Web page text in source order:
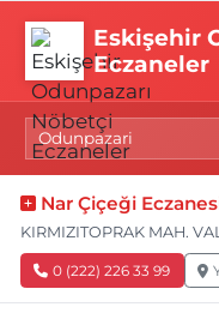
Eskişehir
Eczaneler
Nar Çiçeği
KIRMIZITOPRAK MAH.
0 (222) 226 33 99